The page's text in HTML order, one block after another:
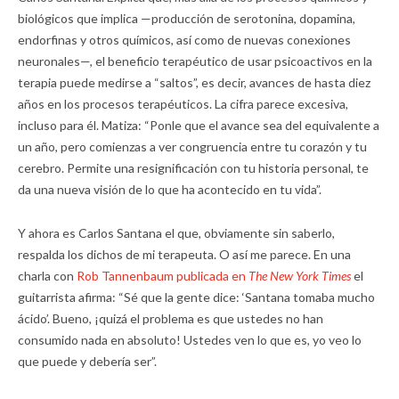
biológicos que implica —producción de serotonina, dopamina,
endorfinas y otros químicos, así como de nuevas conexiones
neuronales—, el beneficio terapéutico de usar psicoactivos en la
terapia puede medirse a “saltos”, es decir, avances de hasta diez
años en los procesos terapéuticos. La cifra parece excesiva,
incluso para él. Matiza: “Ponle que el avance sea del equivalente a
un año, pero comienzas a ver congruencia entre tu corazón y tu
cerebro. Permite una resignificación con tu historia personal, te
da una nueva visión de lo que ha acontecido en tu vida”.
Y ahora es Carlos Santana el que, obviamente sin saberlo,
respalda los dichos de mi terapeuta. O así me parece. En una
charla con Rob Tannenbaum publicada en The New York Timesel
guitarrista afirma: “Sé que la gente dice: ‘Santana tomaba mucho
ácido’. Bueno, ¡quizá el problema es que ustedes no han
consumido nada en absoluto! Ustedes ven lo que es, yo veo lo
que puede y debería ser”.